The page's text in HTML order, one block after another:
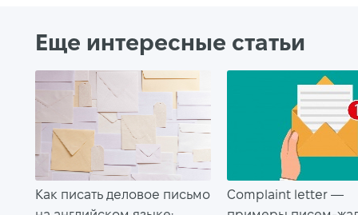
Еще интересные статьи
Как писать деловое письмо
Complaint letter —